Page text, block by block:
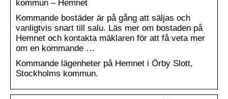
kommun – Hemnet
Kommande bostäder är på gång att säljas och
vanligtvis snart till salu. Läs mer om bostaden på
Hemnet och kontakta mäklaren för att få veta mer
om en kommande …
Kommande lägenheter på Hemnet i Örby Slott,
Stockholms kommun.